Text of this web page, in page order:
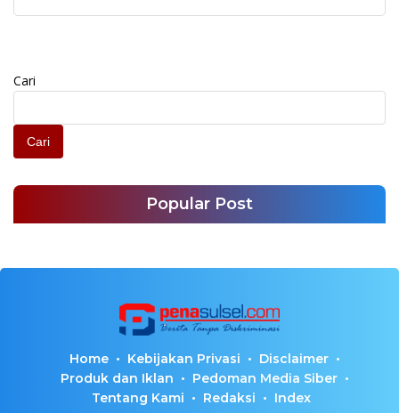
Cari
Cari
Popular Post
Home Kebijakan Privasi
Disclaimer
Produk dan Iklan
Pedoman Media Siber
Tentang Kami
Redaksi Index